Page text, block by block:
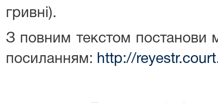
гривні).
З повним текстом постанови
посиланням: http://